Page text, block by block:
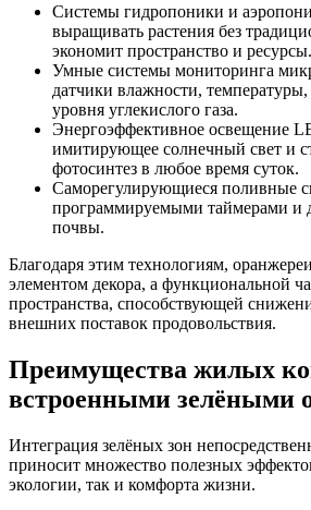
Системы гидропоники и
выращивать растения без
экономит пространство и ресурсы.
Умные системы мониторинга
датчики влажности,
уровня углекислого газа.
Энергоэффективное освещение
имитирующее солнечный свет и
фотосинтез в любое время суток.
Саморегулирующиеся поливные
программируемыми таймерами и
почвы.
Благодаря этим технологиям,
элементом декора, а функциональной
пространства, способствующей
внешних поставок продовольствия.
Преимущества жилых
встроенными зелёными
Интеграция зелёных зон
приносит множество полезных
экологии, так и комфорта жизни.